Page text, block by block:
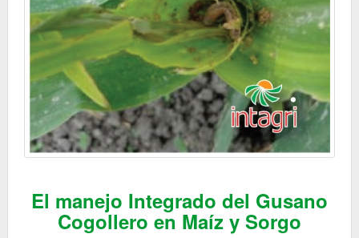
El manejo Integrado del Gusano
Cogollero en Maíz y Sorgo